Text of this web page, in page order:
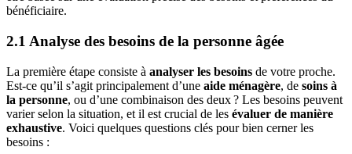
bénéficiaire.
2.1 Analyse des besoins de la personne âgée
La première étape consiste à analyser les besoins de votre proche.
Est-ce qu’il s’agit principalement d’une aide ménagère, de soins à
la personne, ou d’une combinaison des deux ? Les besoins peuvent
varier selon la situation, et il est crucial de les évaluer de manière
exhaustive. Voici quelques questions clés pour bien cerner les
besoins :